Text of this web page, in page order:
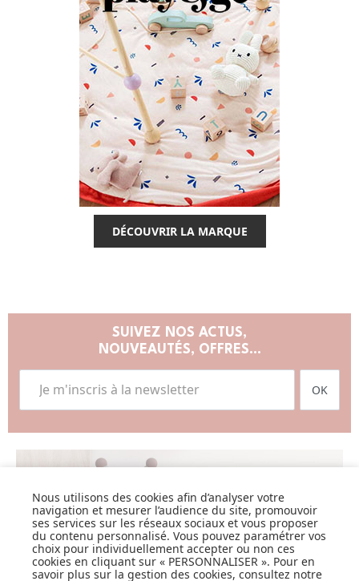
DÉCOUVRIR LA MARQUE
SUIVEZ NOS ACTUS,
NOUVEAUTÉS, OFFRES...
OK
LISTE DE NAISSANCE
JE DÉCOUVRE
Nous utilisons des cookies afin d’analyser votre
navigation et mesurer l’audience du site, promouvoir
ses services sur les réseaux sociaux et vous proposer
du contenu personnalisé. Vous pouvez paramétrer vos
choix pour individuellement accepter ou non ces
cookies en cliquant sur « PERSONNALISER ». Pour en
savoir plus sur la gestion des cookies, consultez notre